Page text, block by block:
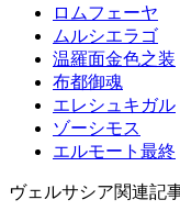
ロムフェーヤ
ムルシエラゴ
温羅面金色之装
布都御魂
エレシュキガル
ゾーシモス
エルモート最終
ヴェルサシア関連記